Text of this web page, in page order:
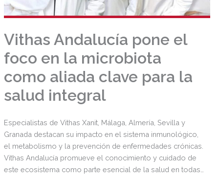
Vithas Andalucía pone el
foco en la microbiota
como aliada clave para la
salud integral
Especialistas de Vithas Xanit, Málaga, Almería, Sevilla y
Granada destacan su impacto en el sistema inmunológico,
el metabolismo y la prevención de enfermedades crónicas.
Vithas Andalucía promueve el conocimiento y cuidado de
este ecosistema como parte esencial de la salud en todas